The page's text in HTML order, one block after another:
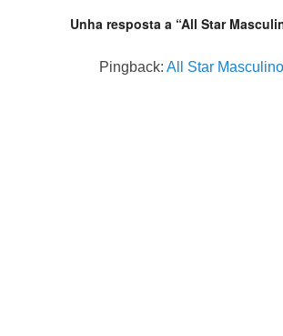
Unha resposta a “All Star
Pingback: All Star